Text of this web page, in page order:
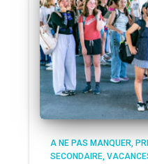
A NE PAS MANQUER
SECONDAIRE